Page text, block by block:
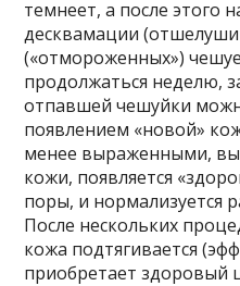
темнеет, а после этого
десквамации
(«отмороженных»)
продолжаться неделю,
отпавшей чешуйки
появлением «новой»
менее выраженными,
кожи, появляется
поры, и нормализуется
После нескольких
кожа подтягивается
приобретает здоровый